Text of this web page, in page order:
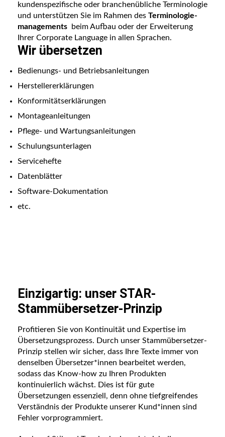
kundenspezifische oder branchenübliche Terminologie
und unterstützen Sie im Rahmen des Terminologie­
managements beim Aufbau oder der Erweiterung
Ihrer Corporate Language in allen Sprachen.
Wir übersetzen
Bedienungs- und Betriebsanleitungen
Herstellererklärungen
Konformitätserklärungen
Montageanleitungen
Pflege- und Wartungsanleitungen
Schulungsunterlagen
Servicehefte
Datenblätter
Software-Dokumentation
etc.
Einzigartig: unser STAR-
Stammübersetzer-Prinzip
Profitieren Sie von Kontinuität und Expertise im
Übersetzungsprozess. Durch unser Stammübersetzer-
Prinzip stellen wir sicher, dass Ihre Texte immer von
denselben Übersetzer*innen bearbeitet werden,
sodass das Know-how zu Ihren Produkten
kontinuierlich wächst. Dies ist für gute
Übersetzungen essenziell, denn ohne tiefgreifendes
Verständnis der Produkte unserer Kund*innen sind
Fehler vorprogrammiert.